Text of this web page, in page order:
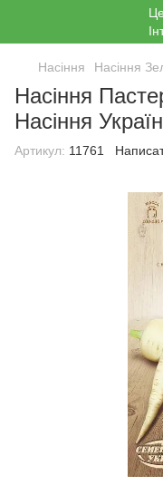
Насіння Насіння
Насіння
Насіння
Артикул: 11761